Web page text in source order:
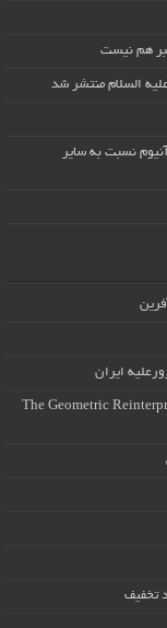
هم نیست
السلام منتشر شد
نسبت به سایر
ایران
The Geometric
تخفیف